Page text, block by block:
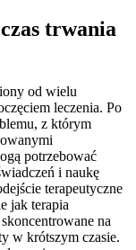
trwania
od wielu
leczenia. Po
z którym
potrzebować
i naukę
terapeutyczne
jak terapia
na
w krótszym czasie.